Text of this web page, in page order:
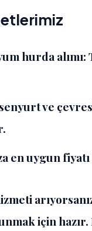
hurda alımı:
ve
en uygun
için hazır.